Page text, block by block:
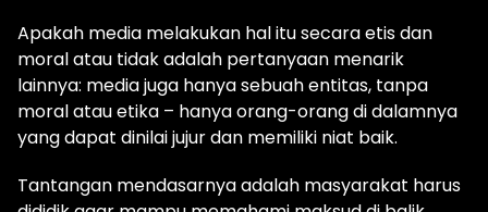
Apakah media melakukan hal itu secara etis dan
moral atau tidak adalah pertanyaan menarik
lainnya: media juga hanya sebuah entitas, tanpa
moral atau etika – hanya orang-orang di dalamnya
yang dapat dinilai jujur ​​dan memiliki niat baik.
Tantangan mendasarnya adalah masyarakat harus